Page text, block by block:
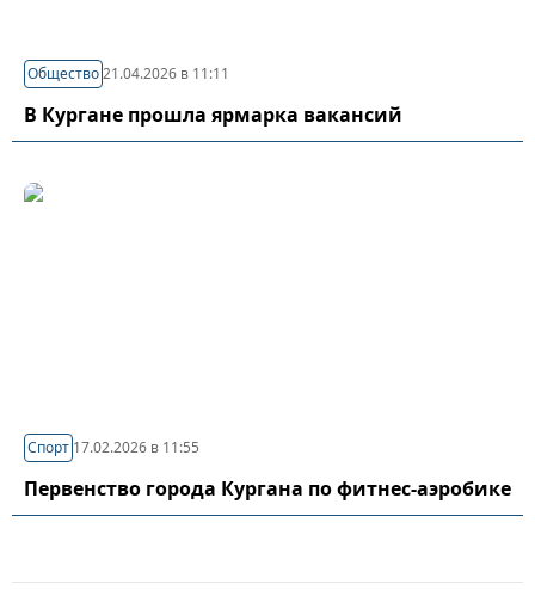
Общество21.04.2026 в 11:11
В Кургане прошла ярмарка вакансий
Спорт 17.02.2026 в 11:55
Первенство города Кургана по фитнес-аэробике